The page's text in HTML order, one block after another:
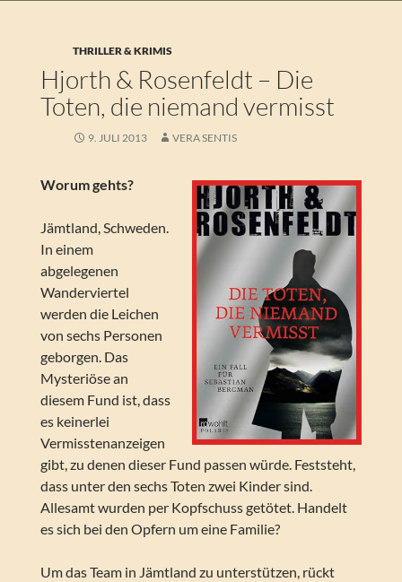
THRILLER & KRIMIS
Hjorth & Rosenfeldt – Die
Toten, die niemand vermisst
9. JULI 2013 VERA SENTIS
Worum gehts?
Jämtland, Schweden.
In einem
abgelegenen
Wanderviertel
werden die Leichen
von sechs Personen
geborgen. Das
Mysteriöse an
diesem Fund ist, dass
es keinerlei
Vermisstenanzeigen
gibt, zu denen dieser Fund passen würde. Feststeht,
dass unter den sechs Toten zwei Kinder sind.
Allesamt wurden per Kopfschuss getötet. Handelt
es sich bei den Opfern um eine Familie?
Um das Team in Jämtland zu unterstützen, rückt